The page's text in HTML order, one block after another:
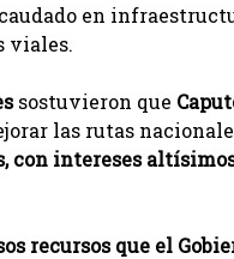
en
viales.
sostuvieron que
las rutas
con intereses
recursos que el